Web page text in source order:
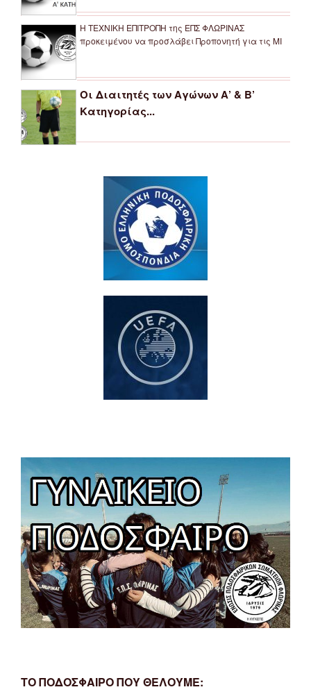
Η ΤΕΧΝΙΚΗ ΕΠΙΤΡΟΠΗ της ΕΠΣ ΦΛΩΡΙΝΑΣ
προκειμένου να προσλάβει Προπονητή για τις ΜΙ
Οι Διαιτητές των Αγώνων Α’ & Β’
Κατηγορίας...
ΤΟ ΠΟΔΟΣΦΑΙΡΟ ΠΟΥ ΘΕΛΟΥΜΕ: